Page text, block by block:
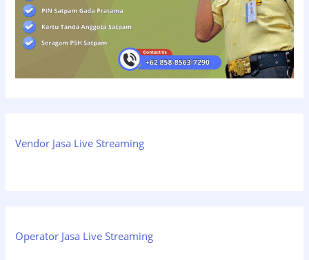
Vendor Jasa Live Streaming
Operator Jasa Live Streaming